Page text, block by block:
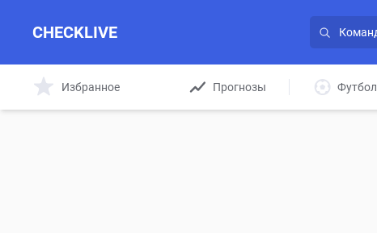
CHECKLIVE
Избранное Прогнозы Футбол